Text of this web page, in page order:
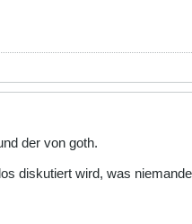
der von goth.
diskutiert wird, was